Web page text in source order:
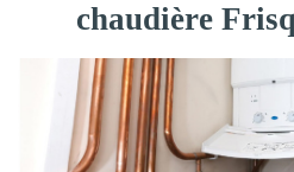
chaudière